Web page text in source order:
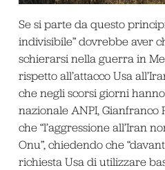
Se si parte da questo
indivisibile” dovrebbe aver
schierarsi nella guerra in
rispetto all’attacco Usa
che negli scorsi giorni
nazionale ANPI, Gianfranco
che “l’aggressione all’Iran
Onu”, chiedendo che
richiesta Usa di utilizzare